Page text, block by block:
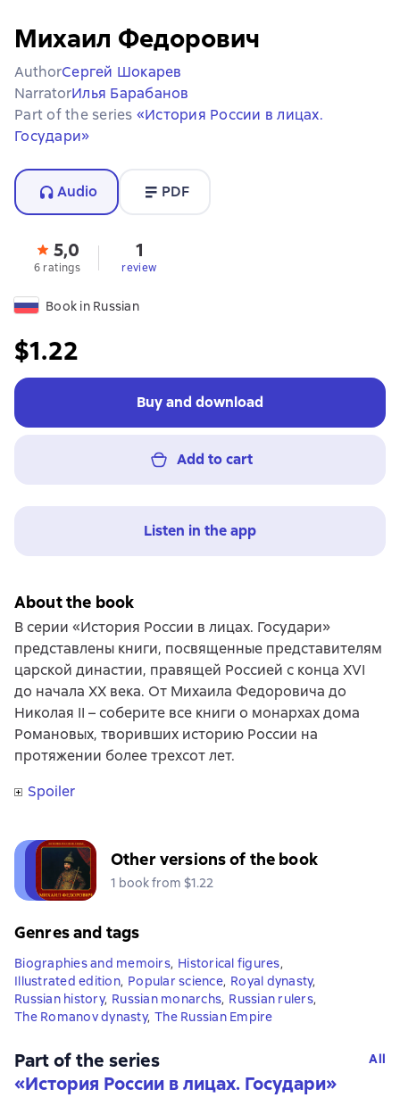
Михаил Федорович
AuthorСергей Шокарев
NarratorИлья Барабанов
Part of the series «История России в лицах.
Государи»
Audio PDF
5,0
6 ratings
1
review
Book in Russian
$1.22
Buy and download
Add to cart
Listen in the app
About the book
В серии «История России в лицах. Государи»
представлены книги, посвященные представителям
царской династии, правящей Россией с конца XVI
до начала XX века. От Михаила Федоровича до
Николая II – соберите все книги о монархах дома
Романовых, творивших историю России на
протяжении более трехсот лет.
Spoiler
Other versions of the book
1 book from $1.22
Genres and tags
Biographies and memoirs, Historical figures,
Illustrated edition, Popular science, Royal dynasty,
Russian history, Russian monarchs, Russian rulers,
The Romanov dynasty, The Russian Empire
Part of the series
«История России в лицах. Государи»
All